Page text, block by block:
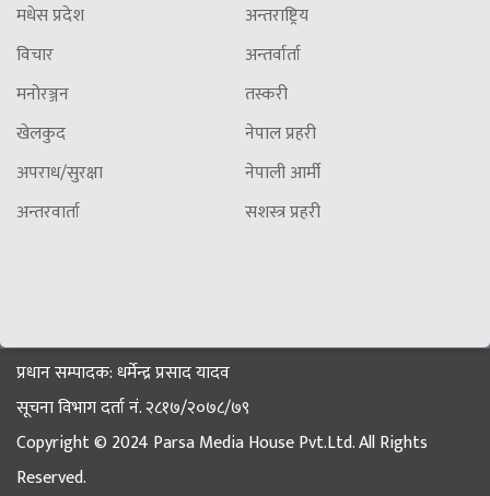
मधेस प्रदेश
विचार
मनोरञ्जन
खेलकुद
अपराध/सुरक्षा
अन्तरवार्ता
अन्तराष्ट्रिय
अन्तर्वार्ता
तस्करी
नेपाल प्रहरी
नेपाली आर्मी
सशस्त्र प्रहरी
प्रधान सम्पादक: धर्मेन्द्र प्रसाद यादव
सूचना विभाग दर्ता नं. २८१७/२०७८/७९
Copyright © 2024 Parsa Media House Pvt.Ltd. All Rights
Reserved.